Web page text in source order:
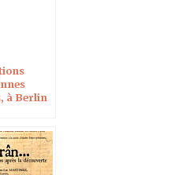
à Berlin